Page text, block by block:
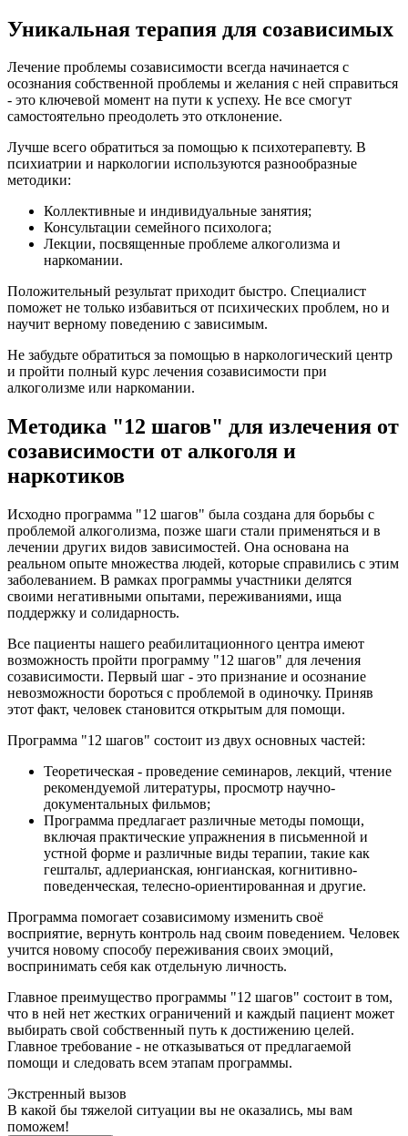
Уникальная терапия для созависимых
Лечение проблемы созависимости всегда начинается с
осознания собственной проблемы и желания с ней справиться
- это ключевой момент на пути к успеху. Не все смогут
самостоятельно преодолеть это отклонение.
Лучше всего обратиться за помощью к психотерапевту. В
психиатрии и наркологии используются разнообразные
методики:
Коллективные и индивидуальные занятия;
Консультации семейного психолога;
Лекции, посвященные проблеме алкоголизма и
наркомании.
Положительный результат приходит быстро. Специалист
поможет не только избавиться от психических проблем, но и
научит верному поведению с зависимым.
Не забудьте обратиться за помощью в наркологический центр
и пройти полный курс лечения созависимости при
алкоголизме или наркомании.
Методика "12 шагов" для излечения от
созависимости от алкоголя и
наркотиков
Исходно программа "12 шагов" была создана для борьбы с
проблемой алкоголизма, позже шаги стали применяться и в
лечении других видов зависимостей. Она основана на
реальном опыте множества людей, которые справились с этим
заболеванием. В рамках программы участники делятся
своими негативными опытами, переживаниями, ища
поддержку и солидарность.
Все пациенты нашего реабилитационного центра имеют
возможность пройти программу "12 шагов" для лечения
созависимости. Первый шаг - это признание и осознание
невозможности бороться с проблемой в одиночку. Приняв
этот факт, человек становится открытым для помощи.
Программа "12 шагов" состоит из двух основных частей:
Теоретическая - проведение семинаров, лекций, чтение
рекомендуемой литературы, просмотр научно-
документальных фильмов;
Программа предлагает различные методы помощи,
включая практические упражнения в письменной и
устной форме и различные виды терапии, такие как
гештальт, адлерианская, юнгианская, когнитивно-
поведенческая, телесно-ориентированная и другие.
Программа помогает созависимому изменить своё
восприятие, вернуть контроль над своим поведением. Человек
учится новому способу переживания своих эмоций,
воспринимать себя как отдельную личность.
Главное преимущество программы "12 шагов" состоит в том,
что в ней нет жестких ограничений и каждый пациент может
выбирать свой собственный путь к достижению целей.
Главное требование - не отказываться от предлагаемой
помощи и следовать всем этапам программы.
Экстренный вызов
В какой бы тяжелой ситуации вы не оказались, мы вам
поможем!